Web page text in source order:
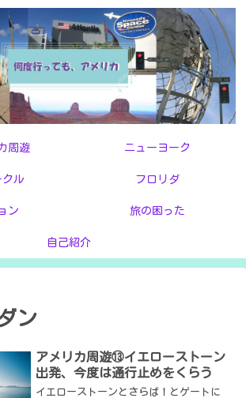
周遊 ニューヨーク
クル フロリダ
ン 旅の困った
自己紹介
ン
アメリカ周遊⑬イエローストーン
出発、今度は通行止めをくらう
イエローストーンとさらば！とゲートに